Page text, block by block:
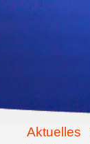
Aktuelles